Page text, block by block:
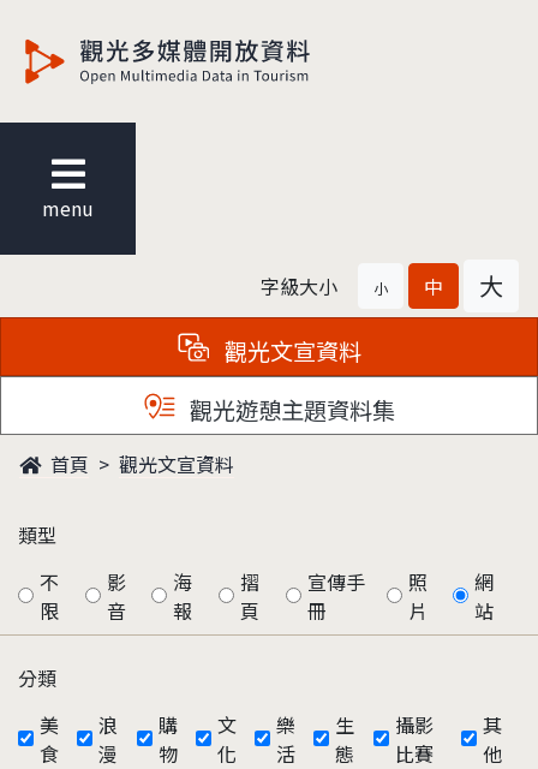
menu
字級大小 小 中 大
觀光文宣資料
觀光遊憩主題資料集
首頁 觀光文宣資料
類型
不
限
影
音
海
報
摺
頁
宣傳手
冊
照
片
網
站
分類
美
食
浪
漫
購
物
文
化
樂
活
生
態
攝影
比賽
其
他